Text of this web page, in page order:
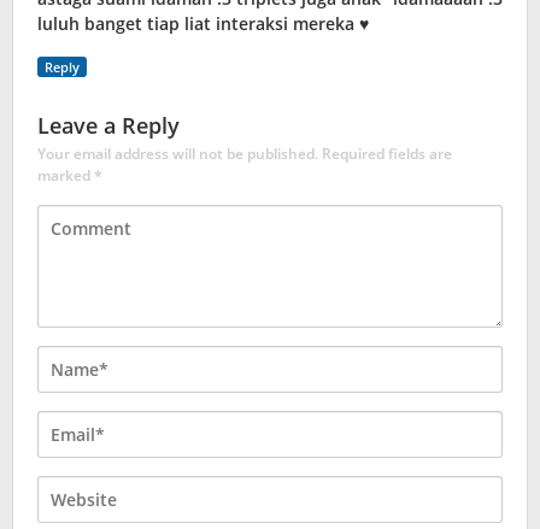
luluh banget tiap liat interaksi mereka ♥
Reply
Leave a Reply
Your email address will not be published. Required fields are
marked*